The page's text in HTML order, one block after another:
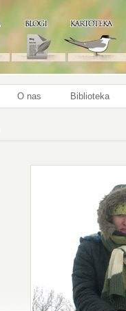
O nas Biblioteka